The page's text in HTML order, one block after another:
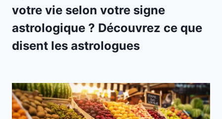
votre vie selon votre signe
astrologique ? Découvrez ce que
disent les astrologues